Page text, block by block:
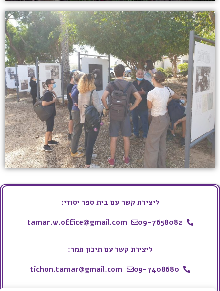
ליצירת קשר עם בית ספר יסודי:
09-7658082
tamar.w.office@gmail.com
ליצירת קשר עם תיכון תמר:
09-7408680
tichon.tamar@gmail.com